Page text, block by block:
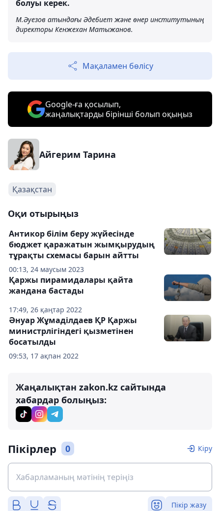
болуы керек.
М.Әуезов атындағы Әдебиет және өнер институтының
директоры Кенжехан Матыжанов.
Мақаламен бөлісу
Google-ға қосылып,
жаңалықтарды бірінші болып оқыңыз
Айгерим Тарина
Қазақстан
Оқи отырыңыз
00:13, 24 маусым 2023
Антикор білім беру жүйесінде
бюджет қаражатын жымқырудың
тұрақты схемасы барын айтты
17:49, 26 қаңтар 2022
Қаржы пирамидалары қайта
жандана бастады
09:53, 17 ақпан 2022
Әнуар Жұмаділдаев ҚР Қаржы
министрлігіндегі қызметінен
босатылды
Жаңалықтан zakon.kz сайтында
хабардар болыңыз:
Пікірлер 0 Кіру
Пікір жазу